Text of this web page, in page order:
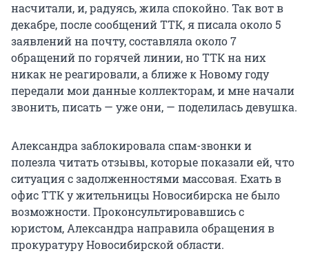
насчитали, и, радуясь, жила спокойно. Так вот в
декабре, после сообщений ТТК, я писала около 5
заявлений на почту, составляла около 7
обращений по горячей линии, но ТТК на них
никак не реагировали, а ближе к Новому году
передали мои данные коллекторам, и мне начали
звонить, писать — уже они, — поделилась девушка.
Александра заблокировала спам-звонки и
полезла читать отзывы, которые показали ей, что
ситуация с задолженностями массовая. Ехать в
офис ТТК у жительницы Новосибирска не было
возможности. Проконсультировавшись с
юристом, Александра направила обращения в
прокуратуру Новосибирской области.